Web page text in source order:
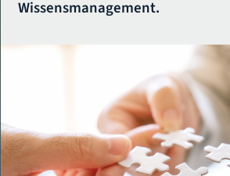
Wissensmanagement.